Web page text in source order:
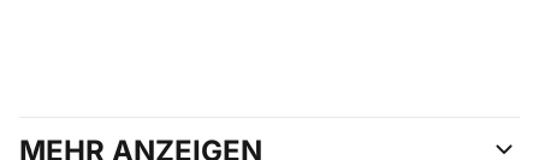
MEHR ANZEIGEN